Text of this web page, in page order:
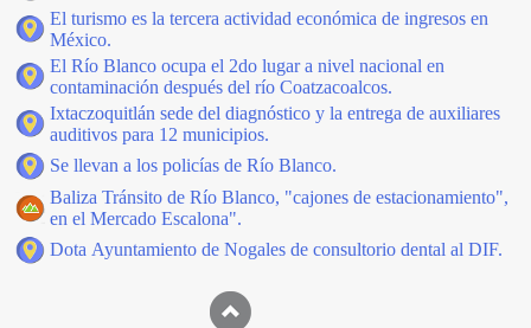
El turismo es la tercera actividad económica de ingresos en
México.
El Río Blanco ocupa el 2do lugar a nivel nacional en
contaminación después del río Coatzacoalcos.
Ixtaczoquitlán sede del diagnóstico y la entrega de auxiliares
auditivos para 12 municipios.
Se llevan a los policías de Río Blanco.
Baliza Tránsito de Río Blanco, "cajones de estacionamiento",
en el Mercado Escalona".
Dota Ayuntamiento de Nogales de consultorio dental al DIF.